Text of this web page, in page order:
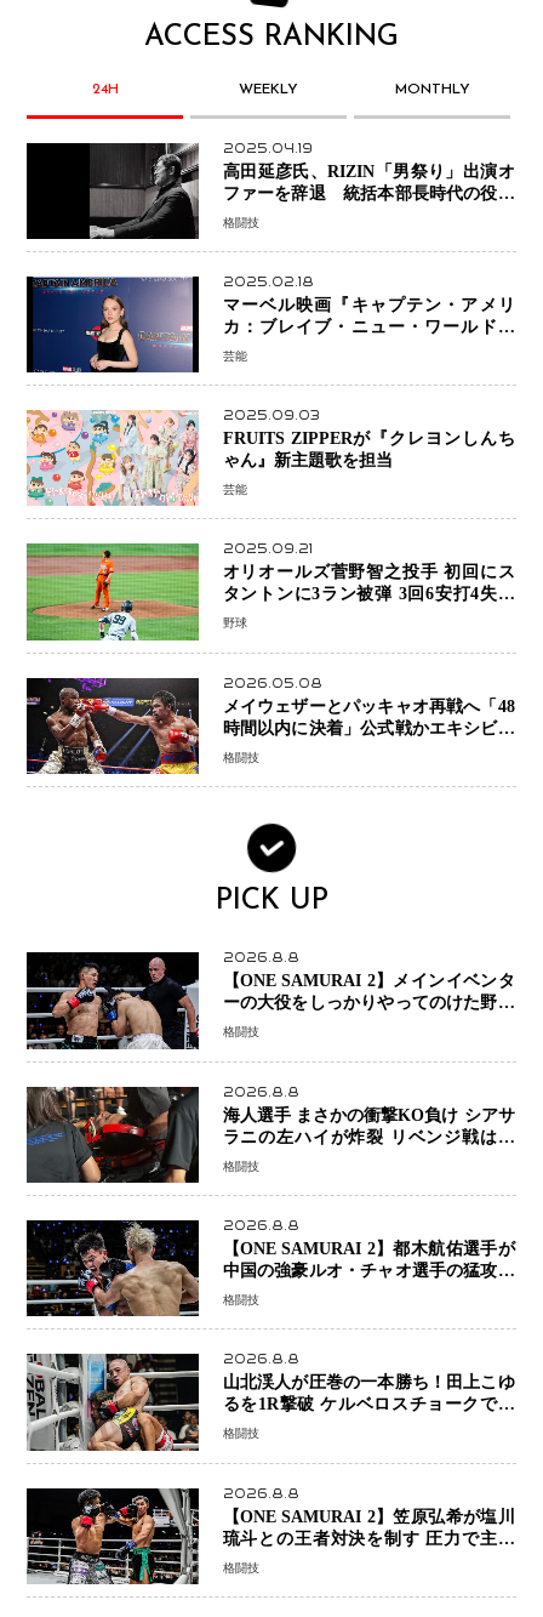
ACCESS RANKING
24H WEEKLY MONTHLY
2025.04.19
高田延彦氏、RIZIN「男祭り」出演オ
ファーを辞退 統括本部長時代の役目
「すでに終えています」と明言
格闘技
2025.02.18
マーベル映画『キャプテン・アメリ
カ：ブレイブ・ニュー・ワールド』
新ブラック・ウィドウ役のシラ・ハー
芸能
2025.09.03
FRUITS ZIPPERが『クレヨンしんち
ゃん』新主題歌を担当
芸能
2025.09.21
オリオールズ菅野智之投手 初回にス
タントンに3ラン被弾 3回6安打4失点
で降板
野球
2026.05.08
メイウェザーとパッキャオ再戦へ「48
時間以内に決着」公式戦かエキシビシ
ョンか混迷続く
格闘技
PICK UP
2026.8.8
【ONE SAMURAI 2】メインイベンタ
ーの大役をしっかりやってのけた野杁
正明が衝撃のリベンジ！ リウ・メン
ーで完全決着
格闘技
2026.8.8
海人選手 まさかの衝撃KO負け シアサ
ラニの左ハイが炸裂 リベンジ戦は一
瞬で決着
格闘技
2026.8.8
【ONE SAMURAI 2】都木航佑選手が
中国の強豪ルオ・チャオ選手の猛攻を
受けながらも的確な攻撃で応戦 最後
格闘技
2026.8.8
山北渓人が圧巻の一本勝ち！田上こゆ
るを1R撃破 ケルベロスチョークで存
在感を示す
格闘技
2026.8.8
【ONE SAMURAI 2】笠原弘希が塩川
琉斗との王者対決を制す 圧力で主導
権を握り判定勝利
格闘技